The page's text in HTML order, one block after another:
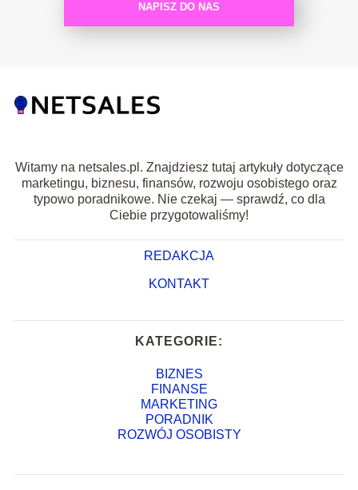
NAPISZ DO NAS
Witamy na netsales.pl. Znajdziesz tutaj artykuły dotyczące
marketingu, biznesu, finansów, rozwoju osobistego oraz
typowo poradnikowe. Nie czekaj — sprawdź, co dla
Ciebie przygotowaliśmy!
REDAKCJA
KONTAKT
KATEGORIE:
BIZNES
FINANSE
MARKETING
PORADNIK
ROZWÓJ OSOBISTY